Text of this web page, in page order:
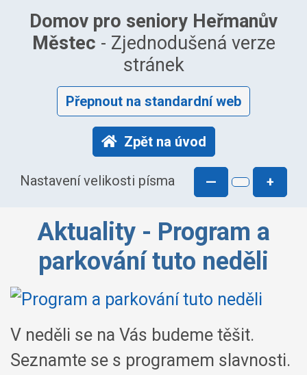
Domov pro seniory Heřmanův
Městec - Zjednodušená verze
stránek
Přepnout na standardní web
Zpět na úvod
Nastavení velikosti písma — +
Aktuality - Program a
parkování tuto neděli
V neděli se na Vás budeme těšit.
Seznamte se s programem slavnosti.